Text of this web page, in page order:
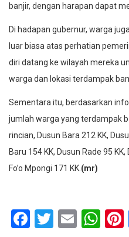
banjir, dengan harapan dapat
Di hadapan gubernur, warga
luar biasa atas perhatian
diri datang ke wilayah mereka
warga dan lokasi terdampak
Sementara itu, berdasarkan
jumlah warga yang terdampak
rincian, Dusun Bara 212 KK,
Baru 154 KK, Dusun Rade 95
Fo’o Mpongi 171 KK. (mr)
Facebook
Twitter
Email